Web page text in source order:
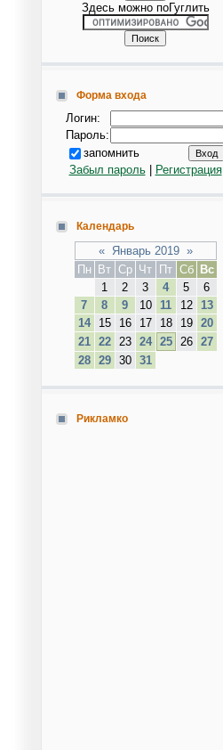
Здесь можно поГуглить
Форма входа
Логин:
Пароль:
запомнить
Забыл пароль| Регистрация
Календарь
« Январь 2019 »
Пн
Вт Ср Чт Пт Сб
Вс
1
2 3 4 5
6
7
8 9 10 11 12
13
14
15 16 17 18 19
20
21
22 23 24 25 26
27
28
29 30 31
Рикламко